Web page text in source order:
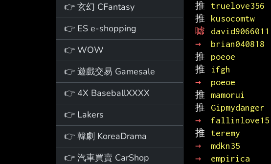
👉 玄幻 CFantasy
👉 ES e-shopping
👉 WOW
👉 遊戲交易 Gamesale
👉 4X BaseballXXXX
👉 Lakers
👉 韓劇 KoreaDrama
👉 汽車買賣 CarShop
推
truelove356
推
kusocomtw
噓
david9066011
→
brian040818
推
poeoe
推
ifgh
→
poeoe
推
mamorui
推
Gipmydanger
→
fallinlove15
推
teremy
→
mdkn35
→
empirica